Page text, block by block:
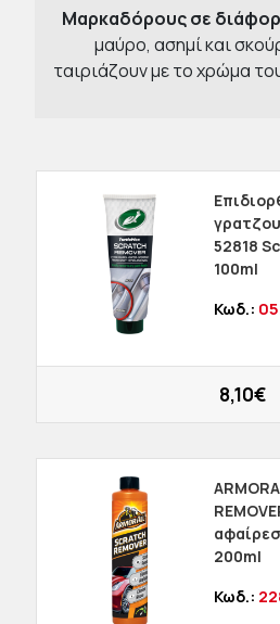
Μαρκαδόρους σε
μαύρο, ασημί και
ταιριάζουν με το χρώμα
52818
100ml
Κωδ.:
8,10€
200ml
Κωδ.: